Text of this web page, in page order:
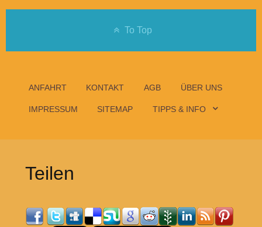
To Top
ANFAHRT KONTAKT AGB ÜBER UNS
IMPRESSUM SITEMAP TIPPS & INFO
Teilen